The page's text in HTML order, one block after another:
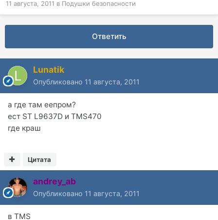
11 августа, 2011 в Подушки безопасности
Ответить
Lunatik
Опубликовано 11 августа, 2011
а где там еепром?
ест ST L9637D и TMS470
где краш
Цитата
andrey_ab
Опубликовано 11 августа, 2011
в TMS